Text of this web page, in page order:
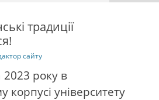
традиції
сайту
2023 року в
корпусі університету